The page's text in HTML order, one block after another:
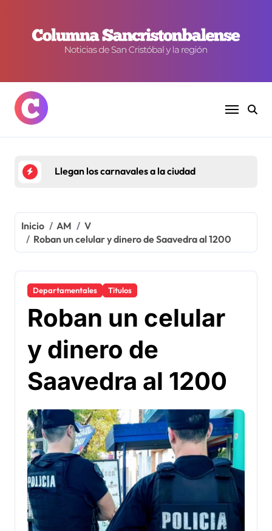
contenido
Llegan los carnavales a la ciudad
Inicio AM
V
Roban un celular y dinero de Saavedra al 1200
Departamentales Titulos
Roban un celular
y dinero de
Saavedra al 1200